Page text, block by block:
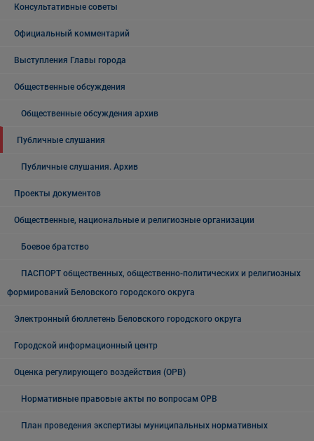
Консультативные советы
Официальный комментарий
Выступления Главы города
Общественные обсуждения
Общественные обсуждения архив
Публичные слушания
Публичные слушания. Архив
Проекты документов
Общественные, национальные и религиозные организации
Боевое братство
ПАСПОРТ общественных, общественно-политических и религиозных
формирований Беловского городского округа
Электронный бюллетень Беловского городского округа
Городской информационный центр
Оценка регулирующего воздействия (ОРВ)
Нормативные правовые акты по вопросам ОРВ
План проведения экспертизы муниципальных нормативных